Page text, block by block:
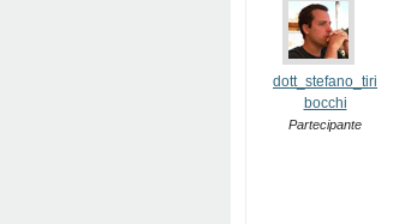
dott_stefano_tiri
bocchi
Partecipante